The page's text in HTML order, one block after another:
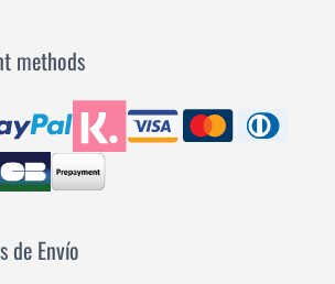
methods
de Envío